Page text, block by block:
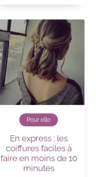
Pour elle
En express : les
coiffures faciles à
faire en moins de 10
minutes